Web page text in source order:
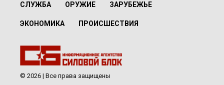
СЛУЖБА ОРУЖИЕ ЗАРУБЕЖЬЕ
ЭКОНОМИКА ПРОИСШЕСТВИЯ
© 2026 | Все права защищены